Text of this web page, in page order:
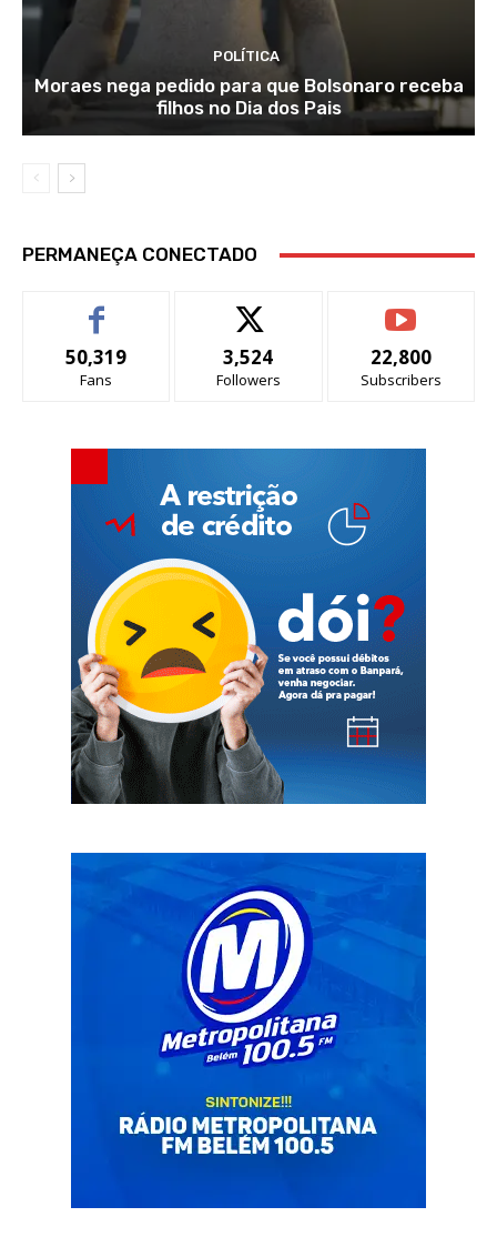
POLÍTICA
Moraes nega pedido para que Bolsonaro receba
filhos no Dia dos Pais
PERMANEÇA CONECTADO
50,319
Fans
3,524
Followers
22,800
Subscribers